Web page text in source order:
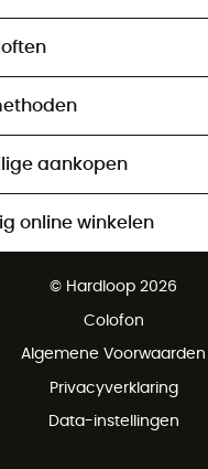
Terugbetalingen
aankopen
online winkelen
binnen 100 dagen
© Hardloop 2026
Colofon
Algemene Voorwaarden
Privacyverklaring
Data-instellingen